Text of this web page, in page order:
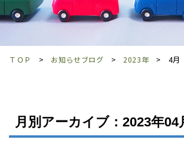
ＴＯＰ お知らせブログ 2023年 4月
月別アーカイブ：2023年04